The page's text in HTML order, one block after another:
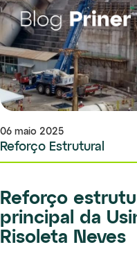
06 maio 2025
Reforço Estrutural
Reforço
principal da
Risoleta Neves